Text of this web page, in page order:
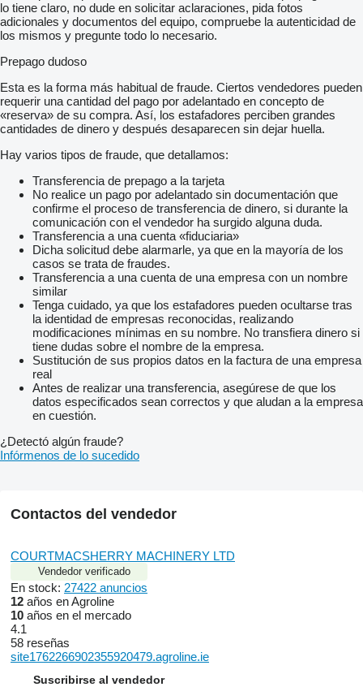
lo tiene claro, no dude en solicitar aclaraciones, pida fotos
adicionales y documentos del equipo, compruebe la autenticidad de
los mismos y pregunte todo lo necesario.
Prepago dudoso
Esta es la forma más habitual de fraude. Ciertos vendedores pueden
requerir una cantidad del pago por adelantado en concepto de
«reserva» de su compra. Así, los estafadores perciben grandes
cantidades de dinero y después desaparecen sin dejar huella.
Hay varios tipos de fraude, que detallamos:
Transferencia de prepago a la tarjeta
No realice un pago por adelantado sin documentación que
confirme el proceso de transferencia de dinero, si durante la
comunicación con el vendedor ha surgido alguna duda.
Transferencia a una cuenta «fiduciaria»
Dicha solicitud debe alarmarle, ya que en la mayoría de los
casos se trata de fraudes.
Transferencia a una cuenta de una empresa con un nombre
similar
Tenga cuidado, ya que los estafadores pueden ocultarse tras
la identidad de empresas reconocidas, realizando
modificaciones mínimas en su nombre. No transfiera dinero si
tiene dudas sobre el nombre de la empresa.
Sustitución de sus propios datos en la factura de una empresa
real
Antes de realizar una transferencia, asegúrese de que los
datos especificados sean correctos y que aludan a la empresa
en cuestión.
¿Detectó algún fraude?
Infórmenos de lo sucedido
Contactos del vendedor
COURTMACSHERRY MACHINERY LTD
Vendedor verificado
En stock: 27422 anuncios
12 años en Agroline
10 años en el mercado
4.1
58 reseñas
site1762266902355920479.agroline.ie
Suscribirse al vendedor